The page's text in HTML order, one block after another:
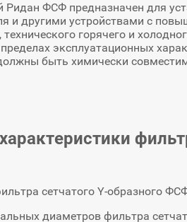
Ридан ФСФ предназначен для
и другими устройствами с
горячего и
эксплуатационных
быть химически
ф
сетчатого Y-образного
диаметров фильтра